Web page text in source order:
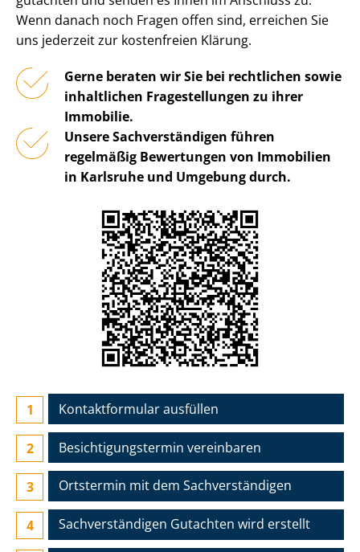
Wenn danach noch Fragen offen sind, erreichen Sie
uns jederzeit zur kostenfreien Klärung.
Gerne beraten wir Sie bei rechtlichen sowie
inhaltlichen Fragestellungen zu ihrer
Immobilie.
Unsere Sach­ver­stän­di­gen führen
regelmäßig Bewertungen von Immobilien
in Karlsruhe und Umgebung durch.
Kontaktformular ausfüllen
Besichtigungs­termin vereinbaren
Ortstermin mit dem Sach­ver­stän­di­gen
Sach­ver­stän­di­gen Gutachten wird erstellt